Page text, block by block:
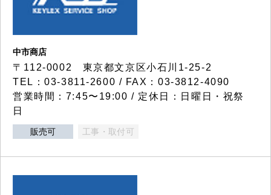
中市商店
〒112-0002 東京都文京区小石川1-25-2
TEL：03-3811-2600 / FAX：03-3812-4090
営業時間：7:45〜19:00 / 定休日：日曜日・祝祭
日
販売可 工事・取付可